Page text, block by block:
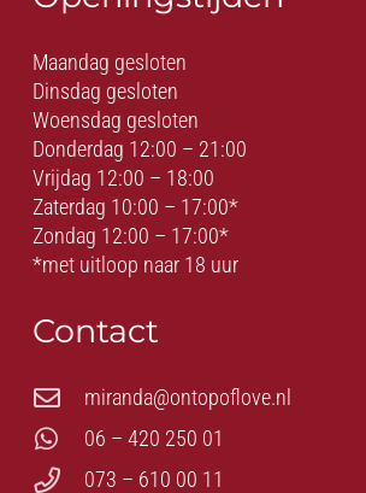
Maandag gesloten
Dinsdag gesloten
Woensdag gesloten
Donderdag 12:00 – 21:00
Vrijdag 12:00 – 18:00
Zaterdag 10:00 – 17:00*
Zondag 12:00 – 17:00*
*met uitloop naar 18 uur
Contact
miranda@ontopoflove.nl
06 – 420 250 01
073 – 610 00 11